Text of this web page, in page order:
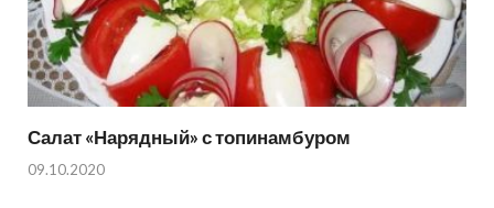
Салат «Нарядный» с топинамбуром
09.10.2020